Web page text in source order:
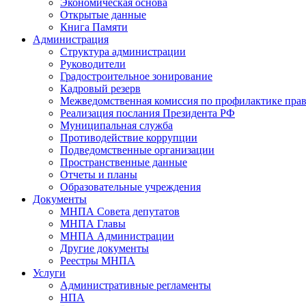
Экономическая основа
Открытые данные
Книга Памяти
Администрация
Структура администрации
Руководители
Градостроительное зонирование
Кадровый резерв
Межведомственная комиссия по профилактике
Реализация послания Президента РФ
Муниципальная служба
Противодействие коррупции
Подведомственные организации
Пространственные данные
Отчеты и планы
Образовательные учреждения
Документы
МНПА Совета депутатов
МНПА Главы
МНПА Администрации
Другие документы
Реестры МНПА
Услуги
Административные регламенты
НПА